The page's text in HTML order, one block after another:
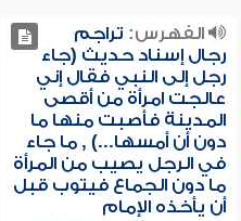
الفهرس: تراجم
رجال إسناد حديث (جاء
رجل إلى النبي فقال إني
عالجت امرأة من أقصى
المدينة فأصبت منها ما
دون أن أمسها...) , ما جاء
في الرجل يصيب من المرأة
ما دون الجماع فيتوب قبل
أن يأخذه الإمام